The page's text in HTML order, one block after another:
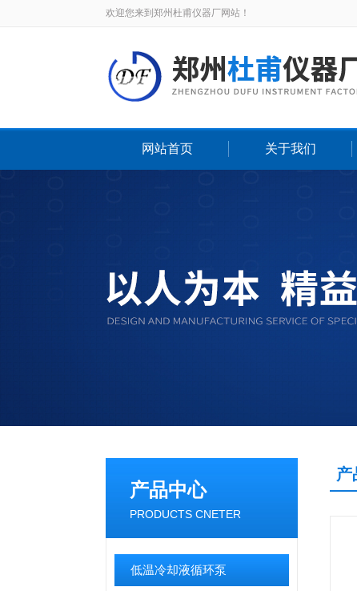
欢迎您来到郑州杜甫仪器厂网站！
网站首页 关于我们
产品中心
PRODUCTS CNETER
低温冷却液循环泵
产